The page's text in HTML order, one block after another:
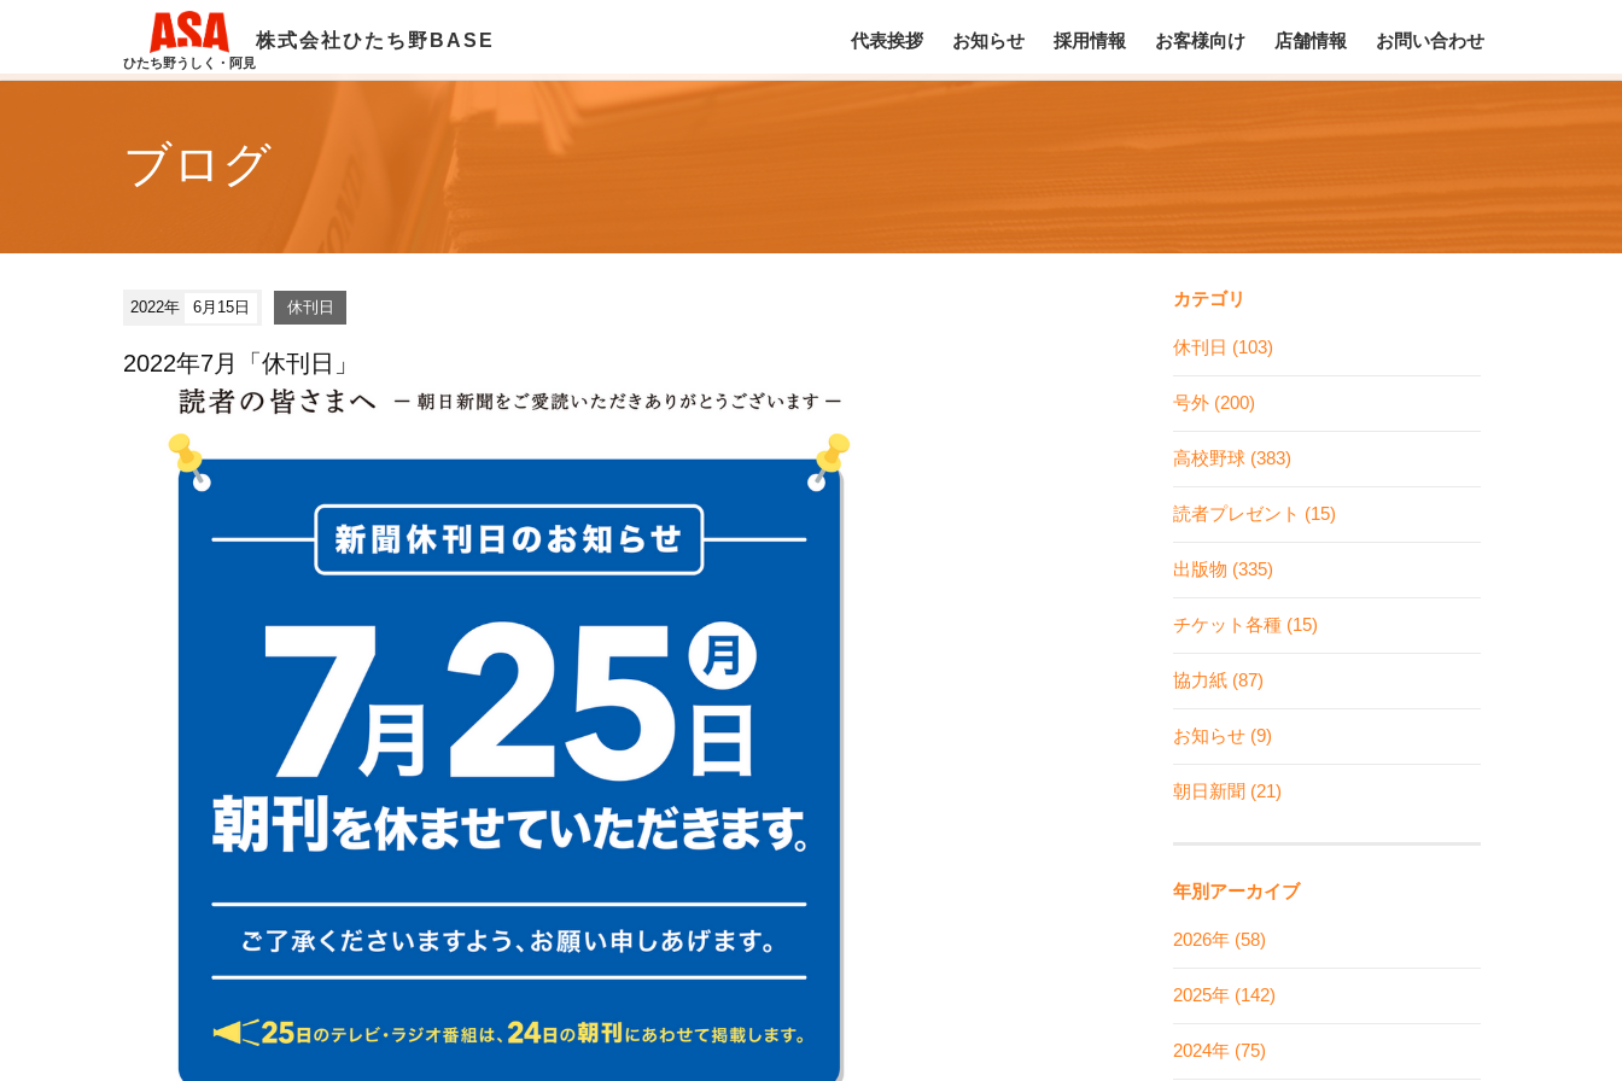
ひたち野うしく・阿見
株式会社ひたち野BASE 代表挨拶 お知らせ 採用情報 お客様向け 店舗情報 お問い合わせ
ブログ
2022年 6月15日 休刊日
2022年7月「休刊日」
カテゴリ
休刊日 (103)
号外 (200)
高校野球 (383)
読者プレゼント (15)
出版物 (335)
チケット各種 (15)
協力紙 (87)
お知らせ (9)
朝日新聞 (21)
年別アーカイブ
2026年 (58)
2025年 (142)
2024年 (75)